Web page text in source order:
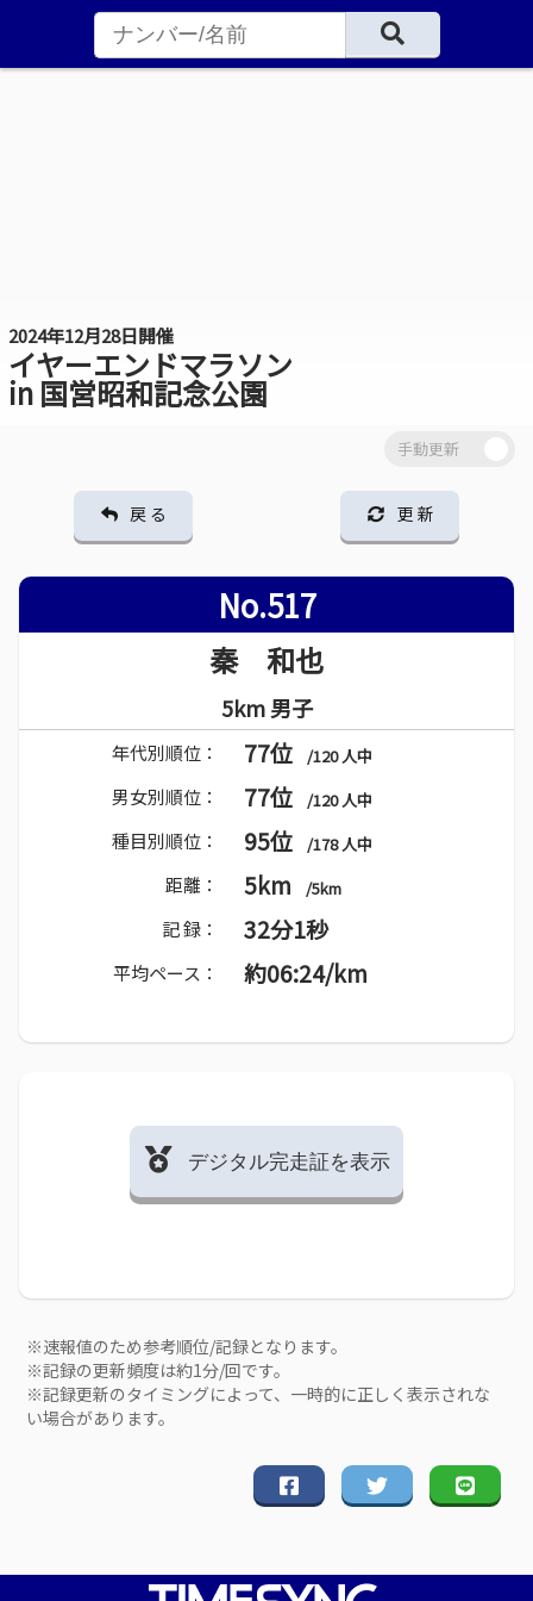
2024年12月28日開催
イヤーエンドマラソン
in 国営昭和記念公園
戻 る 更 新
No.517
秦 和也
5km 男子
年代別順位： 77位 /120 人中
男女別順位： 77位 /120 人中
種目別順位： 95位 /178 人中
距離： 5km /5km
記 録： 32分1秒
平均ペース： 約06:24/km
デジタル完走証を表示
※速報値のため参考順位/記録となります。
※記録の更新頻度は約1分/回です。
※記録更新のタイミングによって、一時的に正しく表示されな
い場合があります。